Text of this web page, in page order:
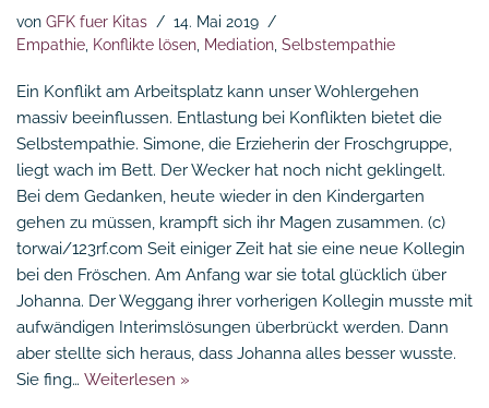
von GFK fuer Kitas
14. Mai 2019
Empathie Konflikte lösen Mediation Selbstempathie
Ein Konflikt am Arbeitsplatz kann unser Wohlergehen
massiv beeinflussen. Entlastung bei Konflikten bietet die
Selbstempathie. Simone, die Erzieherin der Froschgruppe,
liegt wach im Bett. Der Wecker hat noch nicht geklingelt.
Bei dem Gedanken, heute wieder in den Kindergarten
gehen zu müssen, krampft sich ihr Magen zusammen. (c)
torwai/123rf.com Seit einiger Zeit hat sie eine neue Kollegin
bei den Fröschen. Am Anfang war sie total glücklich über
Johanna. Der Weggang ihrer vorherigen Kollegin musste mit
aufwändigen Interimslösungen überbrückt werden. Dann
aber stellte sich heraus, dass Johanna alles besser wusste.
Sie fing… Weiterlesen »